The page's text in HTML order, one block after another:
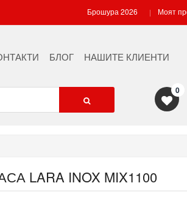
Брошура 2026 Моят
БЛОГ НАШИТЕ КЛИЕНТИ
0
LARA INOX MIX1100